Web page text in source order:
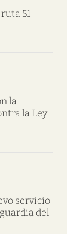
51
la
la Ley
servicio
del